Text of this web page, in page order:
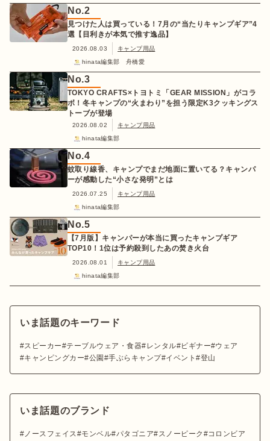
No.2
見つけた人は買っている！7月の“当たりキャンプギア”4
選【目利きが本気で推す逸品】
2026.08.03
キャンプ用品
hinata編集部 舟橋愛
No.3
TOKYO CRAFTS×トヨトミ「GEAR MISSION」がコラ
ボ！冬キャンプの“火まわり”を担う限定K3クッキングス
トーブが登場
2026.08.02
キャンプ用品
hinata編集部
No.4
蚊取り線香、キャンプでまだ地面に置いてる？キャンパ
ーが感動した“小さな発明”とは
2026.07.25
キャンプ用品
hinata編集部
No.5
【7月版】キャンパーが本当に買ったキャンプギア
TOP10！1位は予約殺到したあの焚き火台
2026.08.01
キャンプ用品
hinata編集部
いま話題のキーワード
スピーカー テーブルウェア・食器 レンタル ビギナー
ウェア
キャンピングカー 公園 手ぶらキャンプ イベント 登山
いま話題のブランド
ノースフェイス モンベル パタゴニア スノーピーク
コロンビア